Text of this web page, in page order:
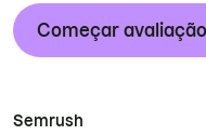
Começar
Semrush